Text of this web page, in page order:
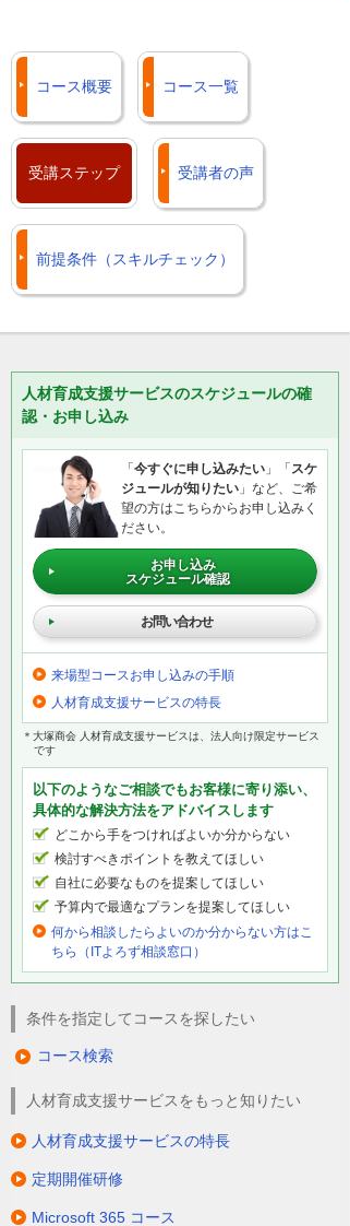
コース概要 コース一覧
受講ステップ 受講者の声
前提条件（スキルチェック）
人材育成支援サービスのスケジュールの確
認・お申し込み
「 今すぐに申し込みたい 」「 スケ
ジュールが知りたい 」など、ご希
望の方はこちらからお申し込みく
ださい。
お申し込み
スケジュール確認
お問い合わせ
来場型コースお申し込みの手順
人材育成支援サービスの特長
＊大塚商会 人材育成支援サービスは、法人向け限定サービス
です
以下のようなご相談でもお客様に寄り添い、
具体的な解決方法をアドバイスします
どこから手をつければよいか分からない
検討すべきポイントを教えてほしい
自社に必要なものを提案してほしい
予算内で最適なプランを提案してほしい
何から相談したらよいのか分からない方はこ
ちら（ITよろず相談窓口）
条件を指定してコースを探したい
コース検索
人材育成支援サービスをもっと知りたい
人材育成支援サービスの特長
定期開催研修
Microsoft 365 コース